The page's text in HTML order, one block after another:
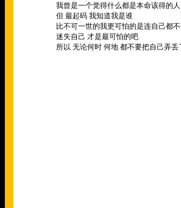
我曾是一个觉得什么都是本命该得的
但 最起码 我知道我是谁
比不可一世的我更可怕的是连自己都
迷失自己 才是最可怕的吧
所以 无论何时 何地 都不要把自己弄丢